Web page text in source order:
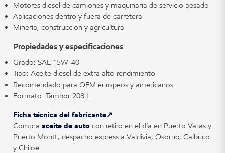
Motores diésel de camiones y maquinaria de servicio pesado
Aplicaciones dentro y fuera de carretera
Minería, construcción y agricultura
Propiedades y especificaciones
Grado: SAE 15W-40
Tipo: Aceite diésel de extra alto rendimiento
Recomendado para OEM europeos y americanos
Formato: Tambor 208 L
Ficha técnica del fabricante
Compra aceite de auto con retiro en el día en Puerto Varas y
Puerto Montt; despacho express a Valdivia, Osorno, Calbuco
y Chiloé.